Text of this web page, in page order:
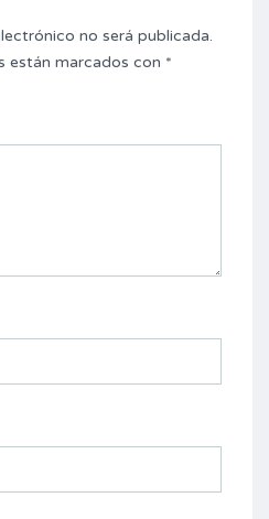
no será publicada.
están marcados con *